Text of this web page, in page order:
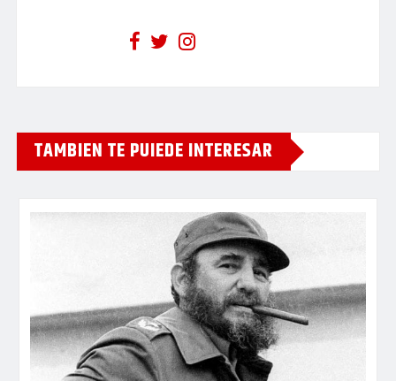
TAMBIEN TE PUIEDE INTERESAR